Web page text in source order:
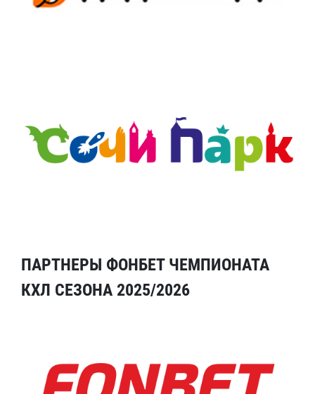
ПАРТНЕРЫ ФОНБЕТ ЧЕМПИОНАТА
КХЛ СЕЗОНА 2025/2026